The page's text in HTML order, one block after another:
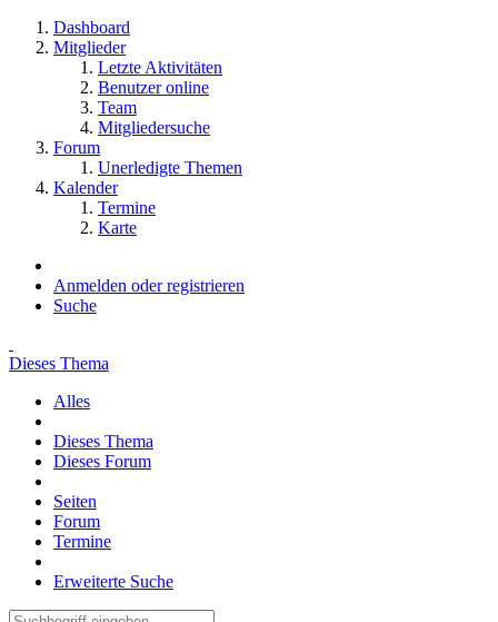
Dashboard
Mitglieder
Letzte Aktivitäten
Benutzer online
Team
Mitgliedersuche
Forum
Unerledigte Themen
Kalender
Termine
Karte
Anmelden oder registrieren
Suche
Dieses Thema
Alles
Dieses Thema
Dieses Forum
Seiten
Forum
Termine
Erweiterte Suche